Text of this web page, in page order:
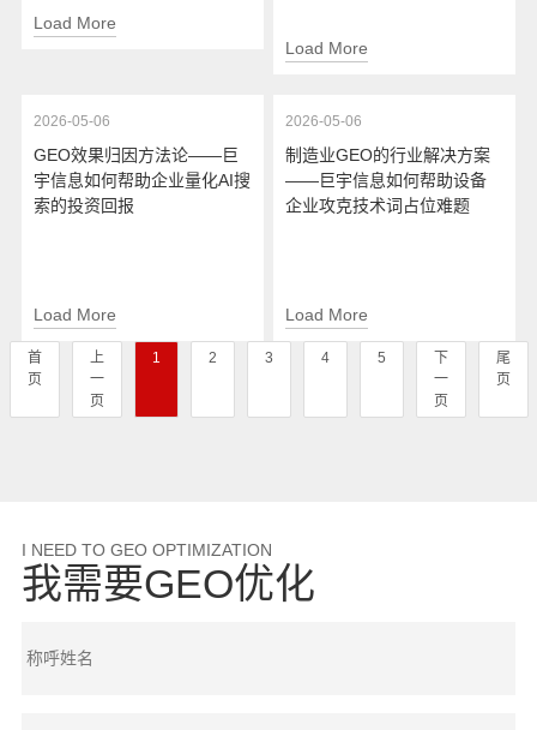
Load More
Load More
2026-05-06
GEO效果归因方法论——巨
宇信息如何帮助企业量化AI搜
索的投资回报
Load More
2026-05-06
制造业GEO的行业解决方案
——巨宇信息如何帮助设备
企业攻克技术词占位难题
Load More
首
页
上
一
页
1 2 3 4 5
下
一
页
尾
页
I NEED TO GEO OPTIMIZATION
我需要GEO优化